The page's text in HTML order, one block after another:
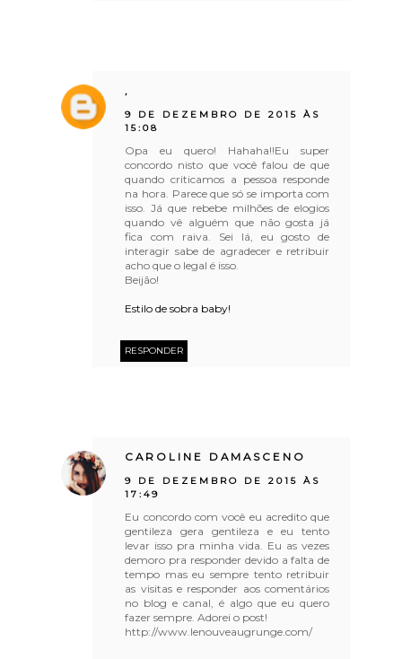
,
9 DE DEZEMBRO DE 2015 ÀS
15:08
Opa eu quero! Hahaha!!Eu super
concordo nisto que você falou de que
quando criticamos a pessoa responde
na hora. Parece que só se importa com
isso. Já que rebebe milhões de elogios
quando vê alguém que não gosta já
fica com raiva. Sei lá, eu gosto de
interagir sabe de agradecer e retribuir
acho que o legal é isso.
Beijão!
Estilo de sobra baby!
RESPONDER
CAROLINE DAMASCENO
9 DE DEZEMBRO DE 2015 ÀS
17:49
Eu concordo com você eu acredito que
gentileza gera gentileza e eu tento
levar isso pra minha vida. Eu as vezes
demoro pra responder devido a falta de
tempo mas eu sempre tento retribuir
as visitas e responder aos comentários
no blog e canal, é algo que eu quero
fazer sempre. Adorei o post!
http://www.lenouveaugrunge.com/